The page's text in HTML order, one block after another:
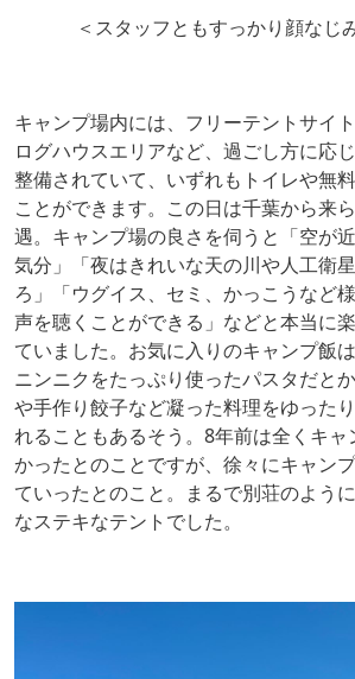
＜スタッフともすっかり顔なじ
キャンプ場内には、フリーテントサイ
ログハウスエリアなど、過ごし方に応
整備されていて、いずれもトイレや無
ことができます。この日は千葉から来
遇。キャンプ場の良さを伺うと「空が
気分」「夜はきれいな天の川や人工衛
ろ」「ウグイス、セミ、かっこうなど
声を聴くことができる」などと本当に
ていました。お気に入りのキャンプ飯
ニンニクをたっぷり使ったパスタだと
や手作り餃子など凝った料理をゆった
れることもあるそう。8年前は全くキャ
かったとのことですが、徐々にキャン
ていったとのこと。まるで別荘のよう
なステキなテントでした。